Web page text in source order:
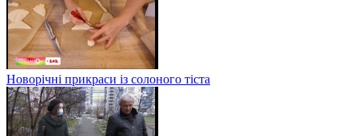
Новорічні прикраси із солоного тіста